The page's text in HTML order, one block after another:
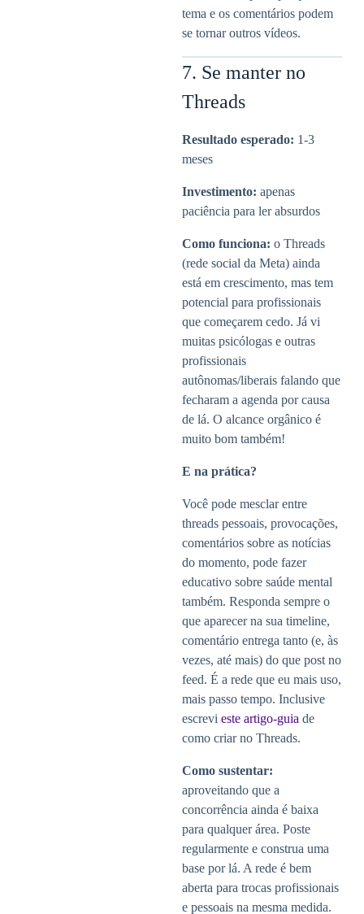
tema e os comentários podem
se tornar outros vídeos.
7. Se manter no
Threads
Resultado esperado: 1-3
meses
Investimento: apenas
paciência para ler absurdos
Como funciona: o Threads
(rede social da Meta) ainda
está em crescimento, mas tem
potencial para profissionais
que começarem cedo. Já vi
muitas psicólogas e outras
profissionais
autônomas/liberais falando que
fecharam a agenda por causa
de lá. O alcance orgânico é
muito bom também!
E na prática?
Você pode mesclar entre
threads pessoais, provocações,
comentários sobre as notícias
do momento, pode fazer
educativo sobre saúde mental
também. Responda sempre o
que aparecer na sua timeline,
comentário entrega tanto (e, às
vezes, até mais) do que post no
feed. É a rede que eu mais uso,
mais passo tempo. Inclusive
escrevi este artigo-guia de
como criar no Threads.
Como sustentar:
aproveitando que a
concorrência ainda é baixa
para qualquer área. Poste
regularmente e construa uma
base por lá. A rede é bem
aberta para trocas profissionais
e pessoais na mesma medida.